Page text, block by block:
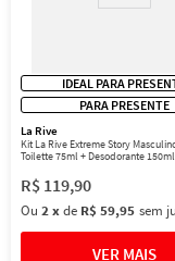
IDEAL PARA
PARA PRESENTE
La Rive
Kit La Rive Extreme Story
Toilette 75ml + Desodorante 150ml
R$ 119,90
Ou 2xde R$ 59,95 sem